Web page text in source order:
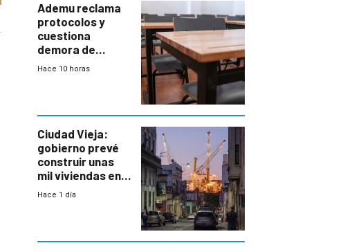
Ademu reclama
protocolos y
cuestiona
demora de
Primaria ante
Hace 10 horas
Ciudad Vieja:
gobierno prevé
construir unas
mil viviendas en
un plan de
Hace 1 día